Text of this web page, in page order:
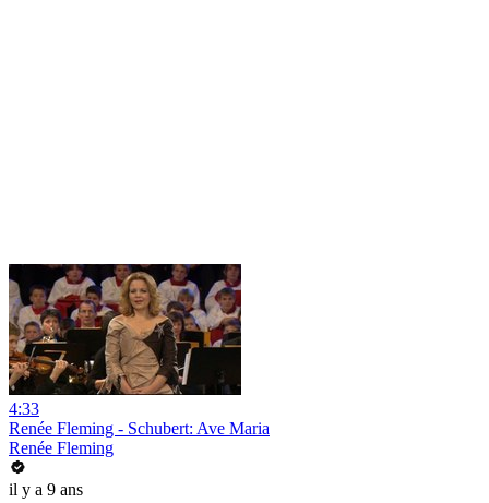
4:33
Renée Fleming - Schubert: Ave Maria
Renée Fleming
il y a 9 ans